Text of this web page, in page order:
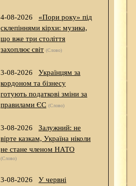
4-08-2026
«Пори року» під
склепіннями кірхи: музика,
що вже три століття
захоплює світ (Слово)
3-08-2026
Українцям за
кордоном та бізнесу
готують податкові зміни за
правилами ЄС (Слово)
3-08-2026
Залужний: не
вірте казкам, Україна ніколи
не стане членом НАТО
(Слово)
3-08-2026
У червні